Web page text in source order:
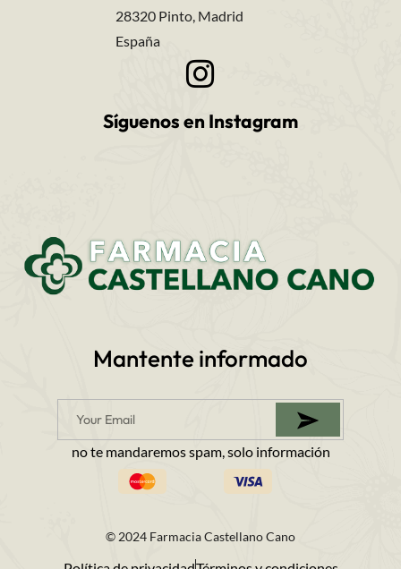
28320 Pinto, Madrid
España
Síguenos en Instagram
Mantente informado
no te mandaremos spam, solo información
© 2024 Farmacia Castellano Cano